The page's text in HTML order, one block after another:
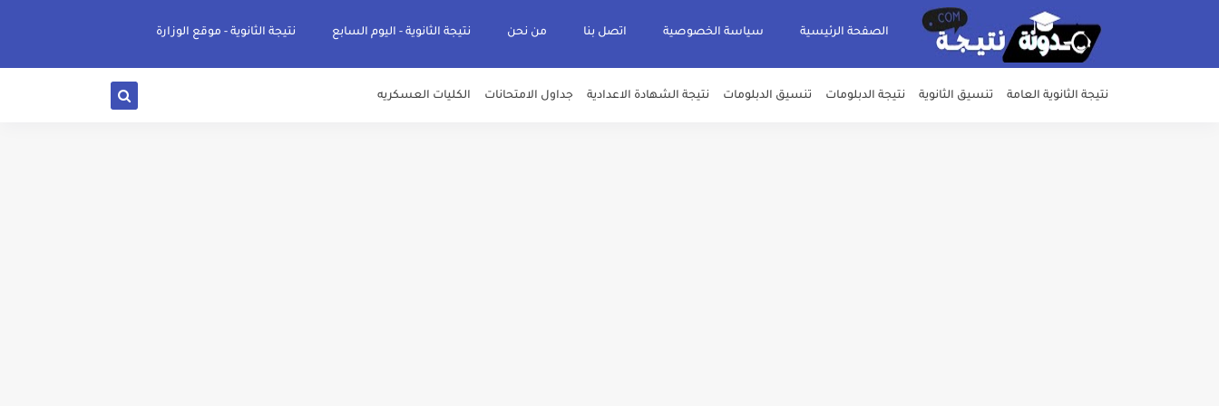
الصفحة الرئيسية سياسة الخصوصية اتصل بنا من نحن نتيجة الثانوية - اليوم السابع نتيجة الثانوية - موقع الوزارة
نتيجة الثانوية العامة تنسيق الثانوية نتيجة الدبلومات تنسيق الدبلومات نتيجة الشهادة الاعدادية جداول الامتحانات الكليات العسكريه